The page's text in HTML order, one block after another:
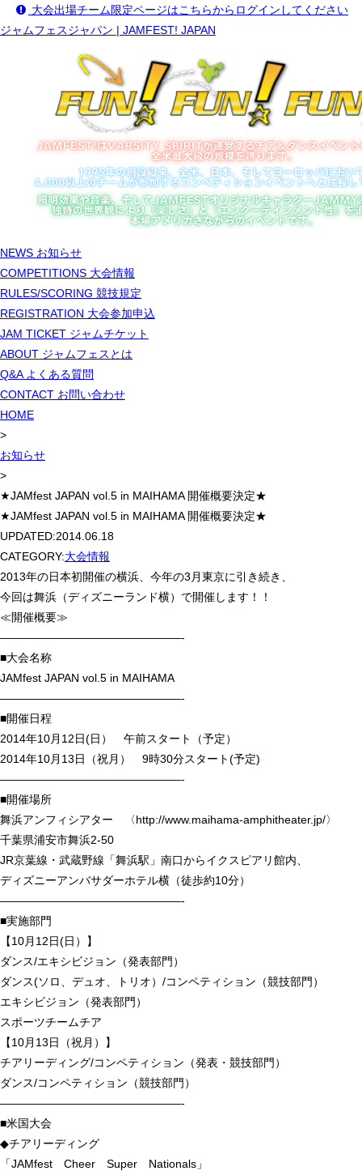
大会出場チーム限定ページはこちらからログインしてください
ジャムフェスジャパン | JAMFEST! JAPAN
NEWS お知らせ
COMPETITIONS 大会情報
RULES/SCORING 競技規定
REGISTRATION 大会参加申込
JAM TICKET ジャムチケット
ABOUT ジャムフェスとは
Q&A よくある質問
CONTACT お問い合わせ
HOME
>
お知らせ
>
★JAMfest JAPAN vol.5 in MAIHAMA 開催概要決定★
★JAMfest JAPAN vol.5 in MAIHAMA 開催概要決定★
UPDATED:2014.06.18
CATEGORY:大会情報
2013年の日本初開催の横浜、今年の3月東京に引き続き、
今回は舞浜（ディズニーランド横）で開催します！！
≪開催概要≫
————————————————-
■大会名称
JAMfest JAPAN vol.5 in MAIHAMA
————————————————-
■開催日程
2014年10月12日(日） 午前スタート（予定）
2014年10月13日（祝月） 9時30分スタート(予定)
————————————————-
■開催場所
舞浜アンフィシアター 〈http://www.maihama-amphitheater.jp/〉
千葉県浦安市舞浜2-50
JR京葉線・武蔵野線「舞浜駅」南口からイクスピアリ館内、
ディズニーアンバサダーホテル横（徒歩約10分）
————————————————-
■実施部門
【10月12日(日）】
ダンス/エキシビジョン（発表部門）
ダンス(ソロ、デュオ、トリオ）/コンペティション（競技部門）
エキシビジョン（発表部門）
スポーツチームチア
【10月13日（祝月）】
チアリーディング/コンペティション（発表・競技部門）
ダンス/コンペティション（競技部門）
————————————————-
■米国大会
◆チアリーディング
「JAMfest Cheer Super Nationals」